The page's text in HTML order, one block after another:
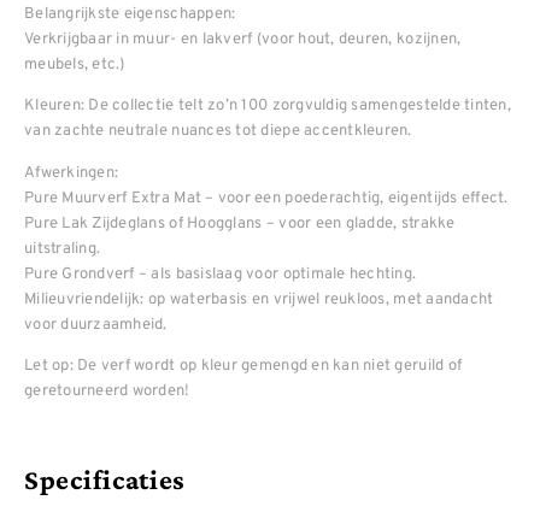
Belangrijkste eigenschappen:
Verkrijgbaar in muur- en lakverf (voor hout, deuren, kozijnen,
meubels, etc.)
Kleuren: De collectie telt zo’n 100 zorgvuldig samengestelde tinten,
van zachte neutrale nuances tot diepe accentkleuren.
Afwerkingen:
Pure Muurverf Extra Mat – voor een poederachtig, eigentijds effect.
Pure Lak Zijdeglans of Hoogglans – voor een gladde, strakke
uitstraling.
Pure Grondverf – als basislaag voor optimale hechting.
Milieuvriendelijk: op waterbasis en vrijwel reukloos, met aandacht
voor duurzaamheid.
Let op: De verf wordt op kleur gemengd en kan niet geruild of
geretourneerd worden!
Specificaties